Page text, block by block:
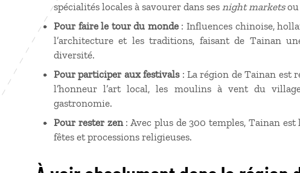
spécialités locales à savourer dans ses night marketsou
Pour faire le tour du monde: Influences chinoise,
l’architecture et les traditions, faisant de Tainan
diversité.
Pour participer aux festivals: La région de Tainan est
l’honneur l’art local, les moulins à vent du
gastronomie.
Pour rester zen: Avec plus de 300 temples, Tainan est
fêtes et processions religieuses.